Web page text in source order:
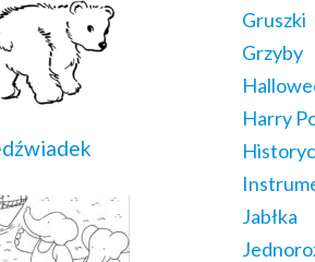
Gruszki
Grzyby
Harry
Jabłka